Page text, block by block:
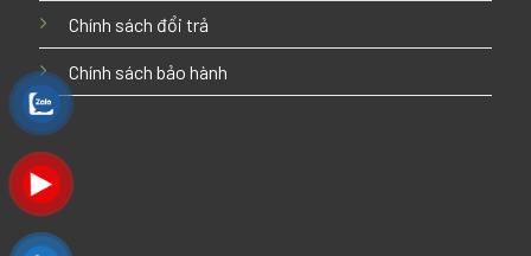
Chính sách đổi trả
Chính sách bảo hành